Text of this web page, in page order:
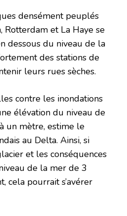
densément peuplés
Rotterdam et La Haye se
dessous du niveau de la
des stations de
leurs rues sèches.
contre les inondations
élévation du niveau de
un mètre, estime le
au Delta. Ainsi, si
et les conséquences
de la mer de 3
cela pourrait s’avérer